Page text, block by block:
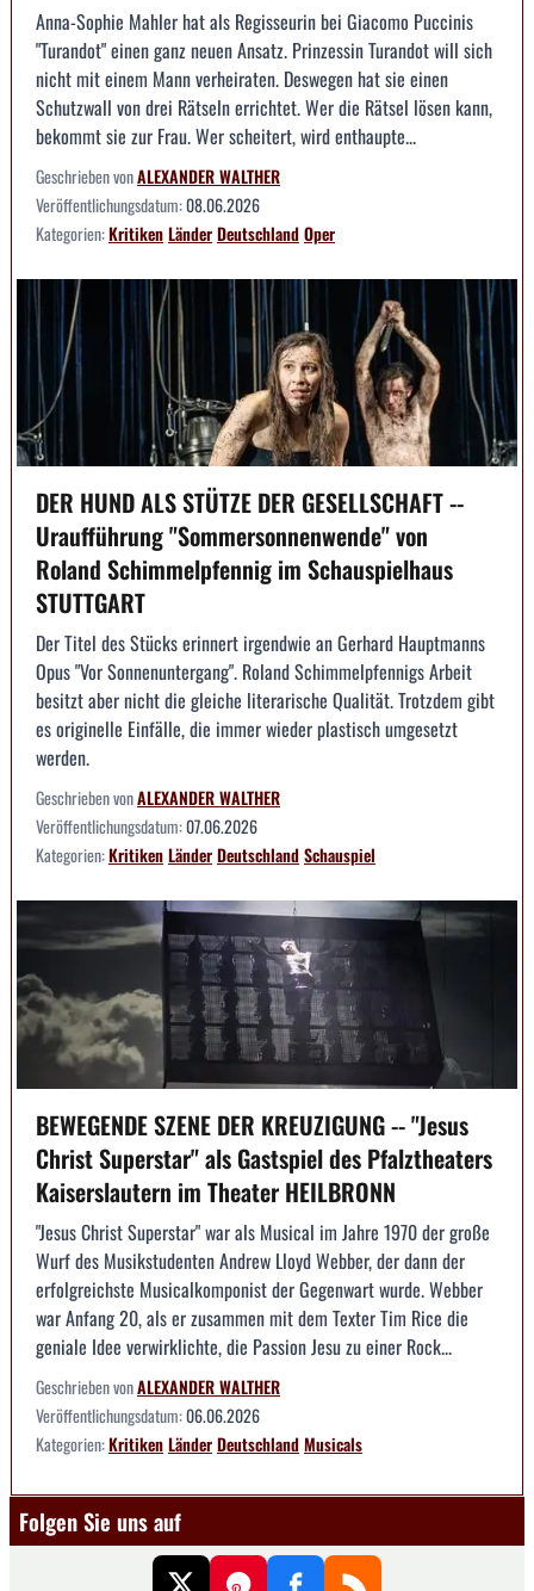
Anna-Sophie Mahler hat als Regisseurin bei Giacomo Puccinis
"Turandot" einen ganz neuen Ansatz. Prinzessin Turandot will sich
nicht mit einem Mann verheiraten. Deswegen hat sie einen
Schutzwall von drei Rätseln errichtet. Wer die Rätsel lösen kann,
bekommt sie zur Frau. Wer scheitert, wird enthaupte...
Geschrieben vonALEXANDER WALTHER
Veröffentlichungsdatum:08.06.2026
Kategorien:KritikenLänderDeutschlandOper
DER HUND ALS STÜTZE DER GESELLSCHAFT --
Uraufführung "Sommersonnenwende" von
Roland Schimmelpfennig im Schauspielhaus
STUTTGART
Der Titel des Stücks erinnert irgendwie an Gerhard Hauptmanns
Opus "Vor Sonnenuntergang". Roland Schimmelpfennigs Arbeit
besitzt aber nicht die gleiche literarische Qualität. Trotzdem gibt
es originelle Einfälle, die immer wieder plastisch umgesetzt
werden.
Geschrieben vonALEXANDER WALTHER
Veröffentlichungsdatum:07.06.2026
Kategorien:KritikenLänderDeutschlandSchauspiel
BEWEGENDE SZENE DER KREUZIGUNG -- "Jesus
Christ Superstar" als Gastspiel des Pfalztheaters
Kaiserslautern im Theater HEILBRONN
"Jesus Christ Superstar" war als Musical im Jahre 1970 der große
Wurf des Musikstudenten Andrew Lloyd Webber, der dann der
erfolgreichste Musicalkomponist der Gegenwart wurde. Webber
war Anfang 20, als er zusammen mit dem Texter Tim Rice die
geniale Idee verwirklichte, die Passion Jesu zu einer Rock...
Geschrieben vonALEXANDER WALTHER
Veröffentlichungsdatum:06.06.2026
Kategorien:KritikenLänderDeutschlandMusicals
Folgen Sie uns auf